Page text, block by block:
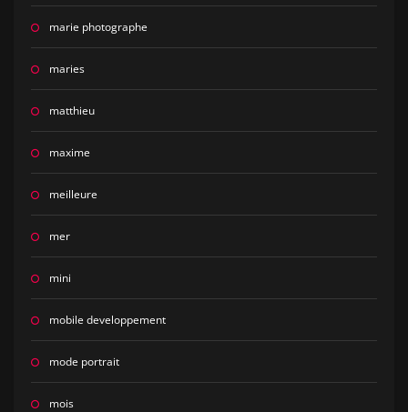
marie photographe
maries
matthieu
maxime
meilleure
mer
mini
mobile developpement
mode portrait
mois